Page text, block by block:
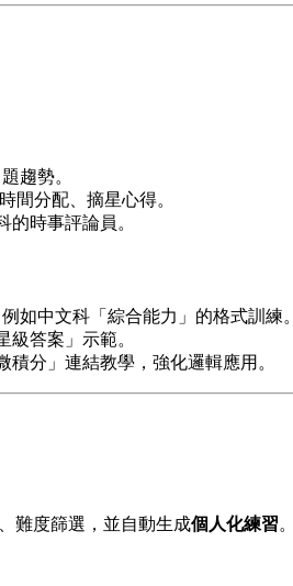
趨勢。
間分配、摘星心得。
的時事評論員。
如中文科「綜合能力」的格式訓練。
級答案」示範。
積分」連結教學，強化邏輯應用。
難度篩選，並自動生成個人化練習。